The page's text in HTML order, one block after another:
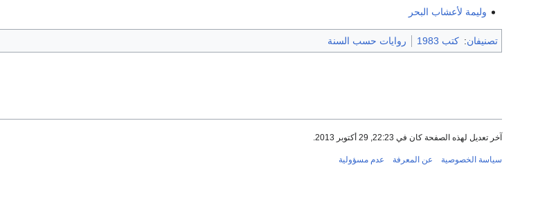
وليمة لأعشاب البحر
تصنيفان: كتب 1983 روايات حسب السنة
آخر تعديل لهذه الصفحة كان في 22:23, 29 أكتوبر 2013.
سياسة الخصوصية عن المعرفة عدم مسؤولية